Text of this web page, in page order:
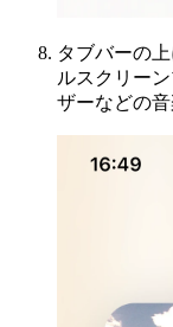
タブバーの
ルスクリー
ザーなどの